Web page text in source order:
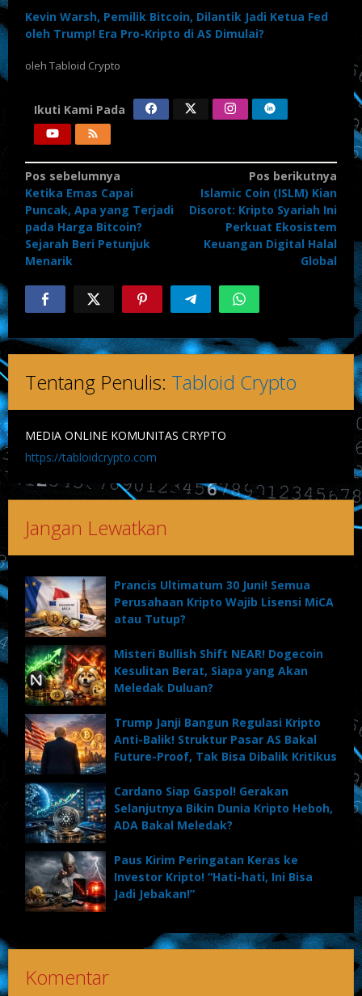
Kevin Warsh, Pemilik Bitcoin, Dilantik Jadi Ketua Fed
oleh Trump! Era Pro-Kripto di AS Dimulai?
oleh Tabloid Crypto
Ikuti Kami Pada
Navigasi
pos
Pos sebelumnya
Ketika Emas Capai
Puncak, Apa yang Terjadi
pada Harga Bitcoin?
Sejarah Beri Petunjuk
Menarik
Pos berikutnya
Islamic Coin (ISLM) Kian
Disorot: Kripto Syariah Ini
Perkuat Ekosistem
Keuangan Digital Halal
Global
Tentang Penulis: Tabloid Crypto
MEDIA ONLINE KOMUNITAS CRYPTO
https://tabloidcrypto.com
Jangan Lewatkan
Prancis Ultimatum 30 Juni! Semua
Perusahaan Kripto Wajib Lisensi MiCA
atau Tutup?
Misteri Bullish Shift NEAR! Dogecoin
Kesulitan Berat, Siapa yang Akan
Meledak Duluan?
Trump Janji Bangun Regulasi Kripto
Anti-Balik! Struktur Pasar AS Bakal
Future-Proof, Tak Bisa Dibalik Kritikus
Cardano Siap Gaspol! Gerakan
Selanjutnya Bikin Dunia Kripto Heboh,
ADA Bakal Meledak?
Paus Kirim Peringatan Keras ke
Investor Kripto! “Hati-hati, Ini Bisa
Jadi Jebakan!”
Komentar